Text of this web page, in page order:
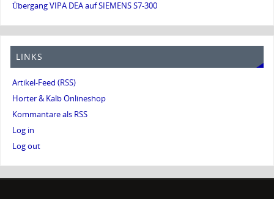
Übergang VIPA DEA auf SIEMENS S7-300
LINKS
Artikel-Feed (RSS)
Horter & Kalb Onlineshop
Kommantare als RSS
Log in
Log out